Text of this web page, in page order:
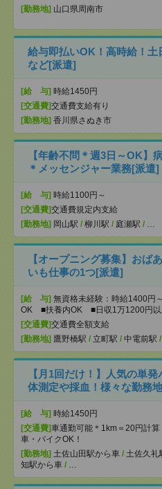
[勤務地] 山口県周南市
給与即払いOK！高時給！土
など[派遣]
[給 与] 時給1450円
[交通費]交通費支給有り
[勤務地] 香川県さぬき市
【年齢不問＊週3日～OK】
＊メッセンジャー業務[派遣]
[給 与] 時給1100円～
[交通費]交通費規定内支給
[勤務地] 岡山駅 / 柳川駅 / 庭瀬駅 / …
【オープニング募集】おば
いも仕事の1つ[派遣]
[給 与] 無資格未経験：時給1400
OK ■扶養内OK ■日収1万1200円以
[交通費]交通費全額支給
[勤務地] 鷹野橋駅 / 立町駅 / 中電前駅 /
【月1回だけ！】人気の単
体測定や採血！様々な勤務
[給 与] 時給1450円
[交通費]車通勤可能＊1km＝20円計
車・バイクOK！
[勤務地] 土佐山田駅から車 / 土佐久礼
知駅から車 / …